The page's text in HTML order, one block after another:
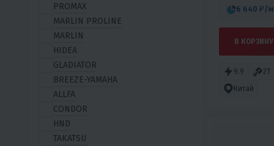
PROMAX
MARLIN PROLINE
MARLIN
HIDEA
GLADIATOR
BREEZE-YAMAHA
ALLFA
CONDOR
HND
TAKATSU
6 640 ₽ /
В КОРЗИНУ
9.9 2T
Китай